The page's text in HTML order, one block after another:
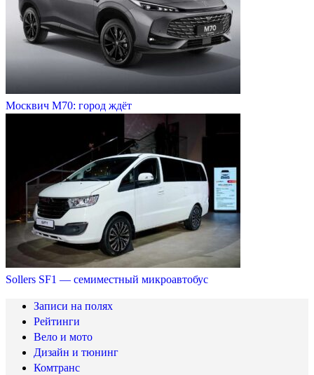
Москвич М70: город ждёт
Sollers SF1 — семиместный микроавтобус
Записи на полях
Рейтинги
Вело и мото
Дизайн и тюнинг
Комтранс